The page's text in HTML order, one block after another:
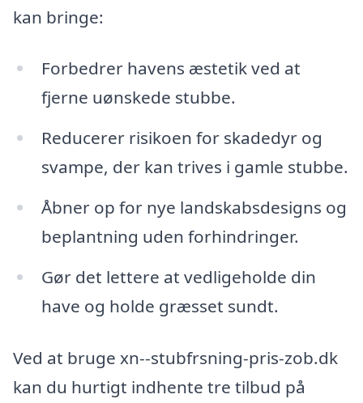
kan bringe:
Forbedrer havens æstetik ved at
fjerne uønskede stubbe.
Reducerer risikoen for skadedyr og
svampe, der kan trives i gamle stubbe.
Åbner op for nye landskabsdesigns og
beplantning uden forhindringer.
Gør det lettere at vedligeholde din
have og holde græsset sundt.
Ved at bruge xn--stubfrsning-pris-zob.dk
kan du hurtigt indhente tre tilbud på